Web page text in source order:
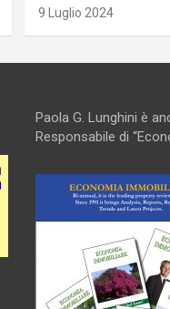
9 Luglio 2024
Paola G. Lunghini è
Responsabile di